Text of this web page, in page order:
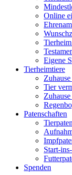
Online
Eigene
Tierheimtiere
Tier
Patenschaften
Start-
Spenden